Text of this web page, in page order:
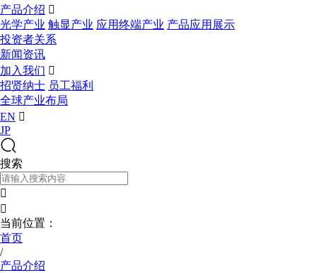
产品介绍 
光学产业 触显产业 应用终端产业 产品应用展示
投资者关系
新闻资讯
加入我们 
招贤纳士 员工福利
全球产业布局
EN 
JP
搜索


当前位置：
首页
/
产品介绍